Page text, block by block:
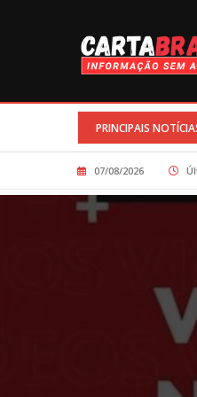
PRINCIPAIS
Trégua entre Michelle e
07/08/2026